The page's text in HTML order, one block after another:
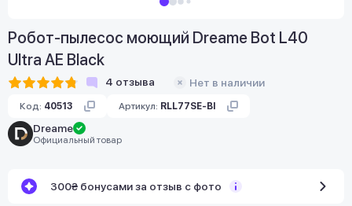
Робот-пылесос моющий Dreame Bot L40
Ultra AE Black
4 отзыва Нет в наличии
Код: 40513 Артикул: RLL77SE-Bl
Dreame
Официальный товар
300₴ бонусами за отзыв с фото